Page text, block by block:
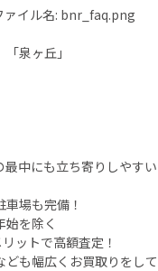
泉ヶ丘」
中にも立ち寄りしやすい
場も完備！
を除く
ットで高額査定！
も幅広くお買取りをして